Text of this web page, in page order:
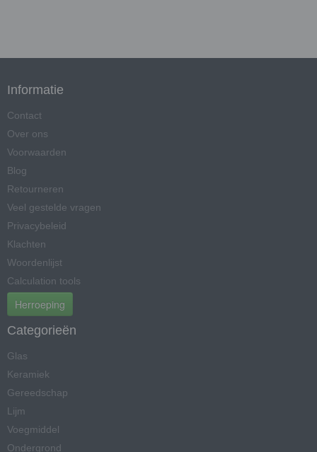
Informatie
Contact
Over ons
Voorwaarden
Blog
Retourneren
Veel gestelde vragen
Privacybeleid
Klachten
Woordenlijst
Calculation tools
Herroeping
Categorieën
Glas
Keramiek
Gereedschap
Lijm
Voegmiddel
Ondergrond